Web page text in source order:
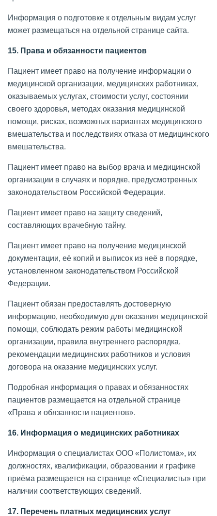
Информация о подготовке к отдельным видам услуг
может размещаться на отдельной странице сайта.
15. Права и обязанности пациентов
Пациент имеет право на получение информации о
медицинской организации, медицинских работниках,
оказываемых услугах, стоимости услуг, состоянии
своего здоровья, методах оказания медицинской
помощи, рисках, возможных вариантах медицинского
вмешательства и последствиях отказа от медицинского
вмешательства.
Пациент имеет право на выбор врача и медицинской
организации в случаях и порядке, предусмотренных
законодательством Российской Федерации.
Пациент имеет право на защиту сведений,
составляющих врачебную тайну.
Пациент имеет право на получение медицинской
документации, её копий и выписок из неё в порядке,
установленном законодательством Российской
Федерации.
Пациент обязан предоставлять достоверную
информацию, необходимую для оказания медицинской
помощи, соблюдать режим работы медицинской
организации, правила внутреннего распорядка,
рекомендации медицинских работников и условия
договора на оказание медицинских услуг.
Подробная информация о правах и обязанностях
пациентов размещается на отдельной странице
«Права и обязанности пациентов».
16. Информация о медицинских работниках
Информация о специалистах ООО «Полистома», их
должностях, квалификации, образовании и графике
приёма размещается на странице «Специалисты» при
наличии соответствующих сведений.
17. Перечень платных медицинских услуг